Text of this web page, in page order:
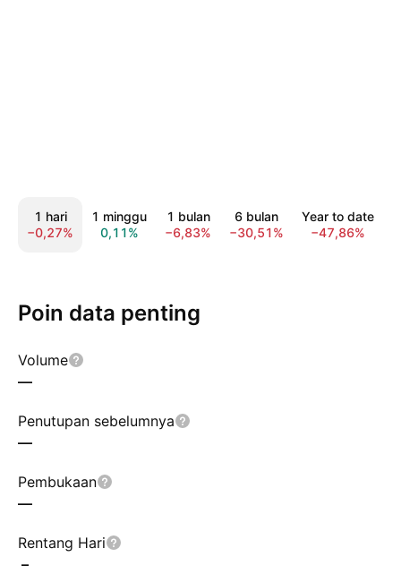
1 hari
−0,27%
1 minggu
0,11%
1 bulan
−6,83%
6 bulan
−30,51%
Year to date
−47,86%
Poin data penting
Volume
—
Penutupan sebelumnya
—
Pembukaan
—
Rentang Hari
–